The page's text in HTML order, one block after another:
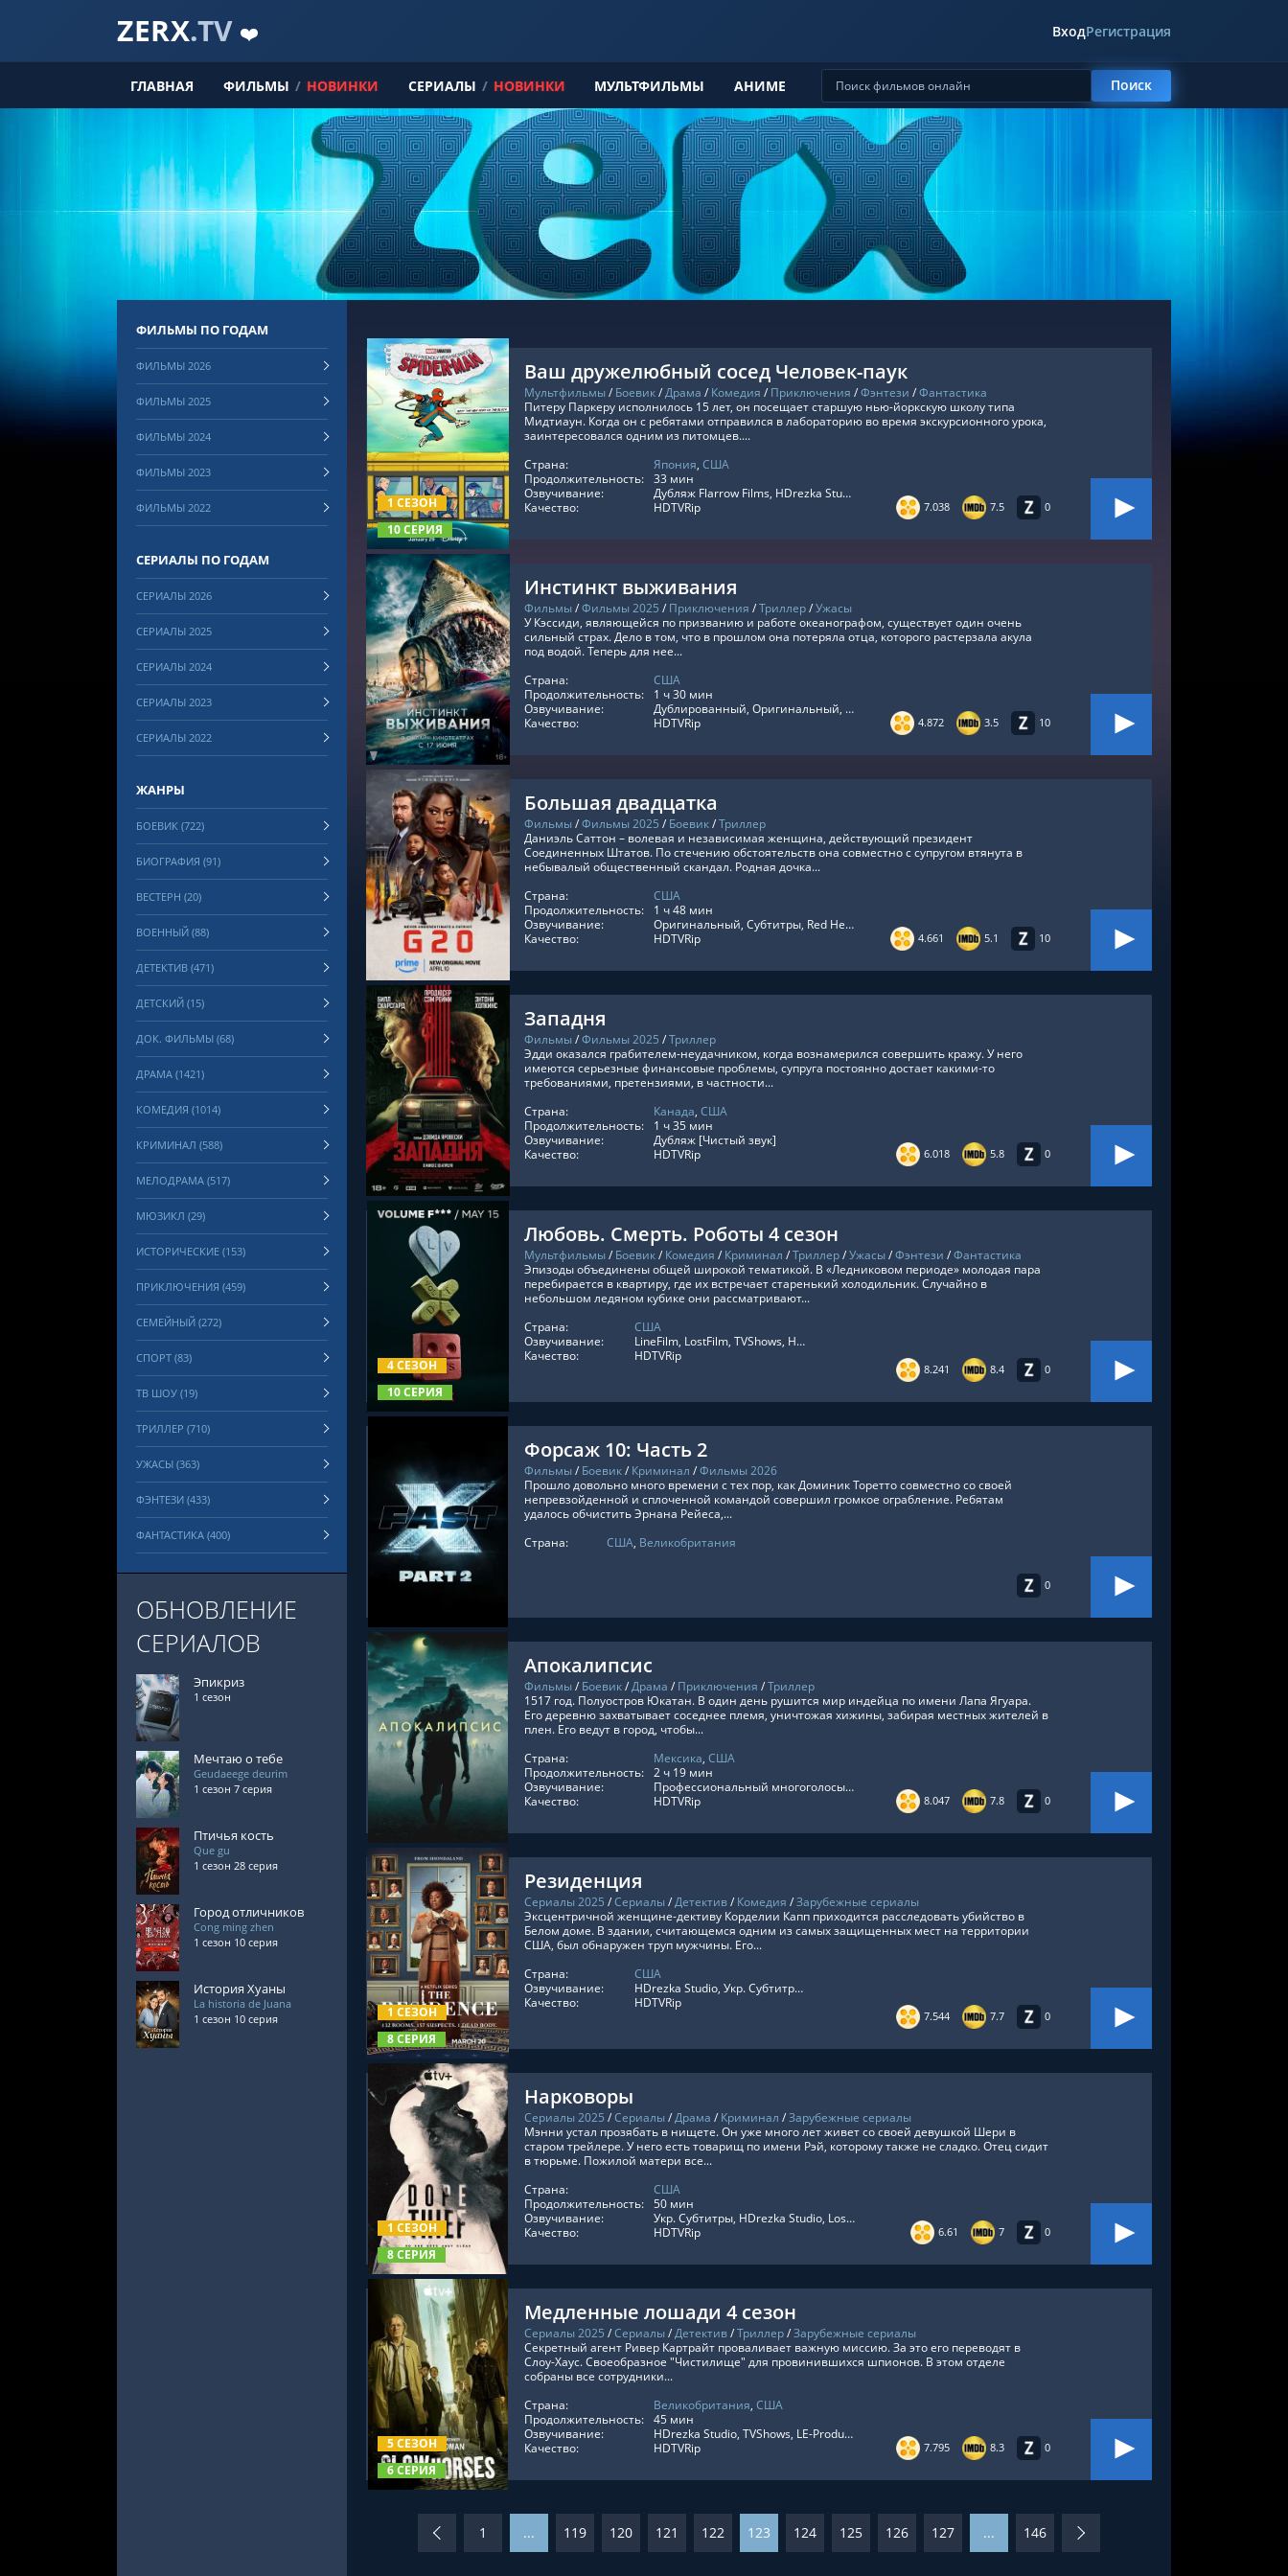
ZERX.TV ❤️ ВходРегистрация
ГЛАВНАЯ ФИЛЬМЫ / НОВИНКИ СЕРИАЛЫ / НОВИНКИ МУЛЬТФИЛЬМЫ АНИМЕ Поиск
1 СЕЗОН
10 СЕРИЯ
СМОТРЕТЬ ОНЛАЙН
Ваш дружелюбный сосед Человек-паук
Мультфильмы/ Боевик/Драма / Комедия / Приключения /Фэнтези /Фантастика
7.038 7.5 0
Питеру Паркеру исполнилось 15 лет, он посещает старшую нью-йоркскую школу типа
Мидтиаун. Когда он с ребятами отправился в лабораторию во время экскурсионного урока,
заинтересовался одним из питомцев....
Страна:
Япония, США
Продолжительность: 33 мин
Озвучивание:
Дубляж Flarrow Films, HDrezka Studio, LostFilm, TVShows, RezkaStudio, LE-Production, Red Head Sound, Оригинальный, Субтитры
Качество:
HDTVRip
СМОТРЕТЬ ОНЛАЙН
Инстинкт выживания
Фильмы/Фильмы 2025 / Приключения /Триллер/Ужасы
4.872 3.5 10
У Кэссиди, являющейся по призванию и работе океанографом, существует один очень
сильный страх. Дело в том, что в прошлом она потеряла отца, которого растерзала акула
под водой. Теперь для нее...
Страна:
США
Продолжительность:
1 ч 30 мин
Озвучивание:
Дублированный, Оригинальный, Субтитры
Качество:
HDTVRip
СМОТРЕТЬ ОНЛАЙН
Большая двадцатка
Фильмы/Фильмы 2025 / Боевик/Триллер
4.661 5.1 10
Даниэль Саттон – волевая и независимая женщина, действующий президент
Соединенных Штатов. По стечению обстоятельств она совместно с супругом втянута в
небывалый общественный скандал. Родная дочка...
Страна:
США
Продолжительность:
1 ч 48 мин
Озвучивание:
Оригинальный, Субтитры, Red Head Sound, Профессиональный многоголосый
Качество:
HDTVRip
СМОТРЕТЬ ОНЛАЙН
Западня
Фильмы/Фильмы 2025 /Триллер
6.018 5.8 0
Эдди оказался грабителем-неудачником, когда вознамерился совершить кражу. У него
имеются серьезные финансовые проблемы, супруга постоянно достает какими-то
требованиями, претензиями, в частности...
Страна:
Канада, США
Продолжительность:
1 ч 35 мин
Озвучивание:
Дубляж [Чистый звук]
Качество:
HDTVRip
4 СЕЗОН
10 СЕРИЯ
СМОТРЕТЬ ОНЛАЙН
Любовь. Смерть. Роботы 4 сезон
Мультфильмы/ Боевик/ Комедия / Криминал /Триллер/Ужасы/Фэнтези /Фантастика
8.241 8.4 0
Эпизоды объединены общей широкой тематикой. В «Ледниковом периоде» молодая пара
перебирается в квартиру, где их встречает старенький холодильник. Случайно в
небольшом ледяном кубике они рассматривают...
Страна:
США
Озвучивание:
LineFilm, LostFilm, TVShows, HDrezka Studio, RezkaStudio, Украинский, Оригинальный, Субтитры, Укр. Субтитры, Red Head Sound, Amazing Dubbing, LE-Production, RuDub, In-Voice, Дублированный, Кубик в Кубе
Качество:
HDTVRip
СМОТРЕТЬ ОНЛАЙН
Форсаж 10: Часть 2
Фильмы/ Боевик/ Криминал /Фильмы 2026
0
Прошло довольно много времени с тех пор, как Доминик Торетто совместно со своей
непревзойденной и сплоченной командой совершил громкое ограбление. Ребятам
удалось обчистить Эрнана Рейеса,...
Страна:
США, Великобритания
СМОТРЕТЬ ОНЛАЙН
Апокалипсис
Фильмы/ Боевик/Драма / Приключения /Триллер
8.047 7.8 0
1517 год. Полуостров Юкатан. В один день рушится мир индейца по имени Лапа Ягуара.
Его деревню захватывает соседнее племя, уничтожая хижины, забирая местных жителей в
плен. Его ведут в город, чтобы...
Страна:
Мексика, США
Продолжительность: 2 ч 19 мин
Озвучивание:
Профессиональный многоголосый, Одноголосый закадровый, Живов, Украинский, Субтитры
Качество:
HDTVRip
1 СЕЗОН
8 СЕРИЯ
СМОТРЕТЬ ОНЛАЙН
Резиденция
Сериалы 2025 /Сериалы/Детектив/ Комедия /Зарубежные сериалы
7.544 7.7 0
Эксцентричной женщине-дективу Корделии Капп приходится расследовать убийство в
Белом доме. В здании, считающемся одним из самых защищенных мест на территории
США, был обнаружен труп мужчины. Его...
Страна:
США
Озвучивание:
HDrezka Studio, Укр. Субтитры, Дублированный, Украинский, Оригинальный, Субтитры, Red Head Sound, TVShows
Качество:
HDTVRip
1 СЕЗОН
8 СЕРИЯ
СМОТРЕТЬ ОНЛАЙН
Нарковоры
Сериалы 2025 /Сериалы/Драма / Криминал /Зарубежные сериалы
6.61 7 0
Мэнни устал прозябать в нищете. Он уже много лет живет со своей девушкой Шери в
старом трейлере. У него есть товарищ по имени Рэй, которому также не сладко. Отец сидит
в тюрьме. Пожилой матери все...
Страна:
США
Продолжительность: 50 мин
Озвучивание:
Укр. Субтитры, HDrezka Studio, LostFilm, TVShows, Red Head Sound, RezkaStudio, Кубик в Кубе, LE-Production, Оригинальный, Субтитры, HDrezka Studio. 18+
Качество:
HDTVRip
5 СЕЗОН
6 СЕРИЯ
СМОТРЕТЬ ОНЛАЙН
Медленные лошади 4 сезон
Сериалы 2025 /Сериалы/Детектив/Триллер/Зарубежные сериалы
7.795 8.3 0
Секретный агент Ривер Картрайт проваливает важную миссию. За это его переводят в
Слоу-Хаус. Своеобразное "Чистилище" для провинившихся шпионов. В этом отделе
собраны все сотрудники...
Страна:
Великобритания, США
Продолжительность: 45 мин
Озвучивание:
HDrezka Studio, TVShows, LE-Production, Сербин, Оригинальный, Субтитры, LostFilm, Укр. Субтитры, Newstudio, Jaskier, Дублированный, Украинский
Качество:
HDTVRip
1 ... 119 120 121 122 123 124 125 126 127 ... 146
ФИЛЬМЫ ПО ГОДАМ
ФИЛЬМЫ 2026
ФИЛЬМЫ 2025
ФИЛЬМЫ 2024
ФИЛЬМЫ 2023
ФИЛЬМЫ 2022
СЕРИАЛЫ ПО ГОДАМ
СЕРИАЛЫ 2026
СЕРИАЛЫ 2025
СЕРИАЛЫ 2024
СЕРИАЛЫ 2023
СЕРИАЛЫ 2022
ЖАНРЫ
БОЕВИК (722)
БИОГРАФИЯ (91)
ВЕСТЕРН (20)
ВОЕННЫЙ (88)
ДЕТЕКТИВ (471)
ДЕТСКИЙ (15)
ДОК. ФИЛЬМЫ (68)
ДРАМА (1421)
КОМЕДИЯ (1014)
КРИМИНАЛ (588)
МЕЛОДРАМА (517)
МЮЗИКЛ (29)
ИСТОРИЧЕСКИЕ (153)
ПРИКЛЮЧЕНИЯ (459)
СЕМЕЙНЫЙ (272)
СПОРТ (83)
ТВ ШОУ (19)
ТРИЛЛЕР (710)
УЖАСЫ (363)
ФЭНТЕЗИ (433)
ФАНТАСТИКА (400)
ОБНОВЛЕНИЕ
СЕРИАЛОВ
Эпикриз
1 сезон
Мечтаю о тебе
Geudaeege deurim
1 сезон 7 серия
Птичья кость
Que gu
1 сезон 28 серия
Город отличников
Cong ming zhen
1 сезон 10 серия
История Хуаны
La historia de Juana
1 сезон 10 серия